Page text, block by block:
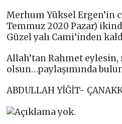
Merhum Yüksel Ergen’in
Temmuz 2020 Pazar)
Güzel yalı Cami’inden
Allah’tan Rahmet eylesin,
olsun…paylaşımında
ABDULLAH YİĞİT-